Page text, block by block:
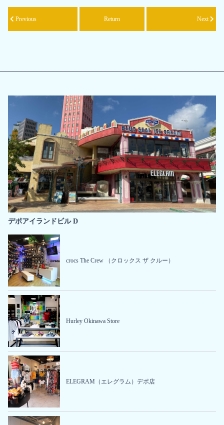
Previous Return Next
デポアイランドビル D
crocs The Crew （クロックス ザ クルー）
Hurley Okinawa Store
ELEGRAM（エレグラム）デポ店